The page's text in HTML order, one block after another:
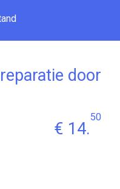
door
€ 14.
50